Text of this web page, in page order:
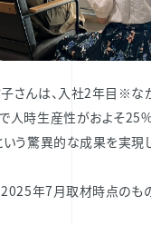
子さんは、入社2年目※な
人時生産性がおよそ
う驚異的な成果を実現し
年7月取材時点のもの